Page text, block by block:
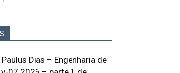
Dias – Engenharia de